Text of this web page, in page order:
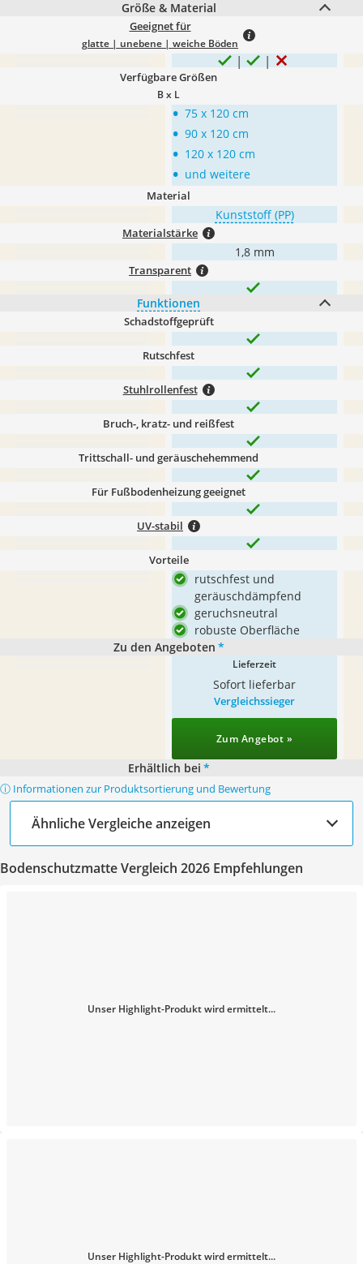
Größe & Material
Geeignet für
glatte | unebene | weiche Böden
Verfügbare Größen
B x L
• 75 x 120 cm
• 90 x 120 cm
• 120 x 120 cm
• und weitere
Material
Kunststoff (PP)
Materialstärke
1,8 mm
Transparent
Funktionen
Schadstoffgeprüft
Rutschfest
Stuhlrollenfest
Bruch-, kratz- und reißfest
Trittschall- und geräuschehemmend
Für Fußbodenheizung geeignet
UV-stabil
Vorteile
rutschfest und
geräuschdämpfend
geruchsneutral
robuste Oberfläche
Zu den Angeboten *
Lieferzeit
Sofort lieferbar
Vergleichssieger
Zum Angebot »
Erhältlich bei *
ⓘ Informationen zur Produktsortierung und Bewertung
Ähnliche Vergleiche anzeigen
Bodenschutzmatte Vergleich 2026 Empfehlungen
Unser Highlight-Produkt wird ermittelt...
Unser Highlight-Produkt wird ermittelt...